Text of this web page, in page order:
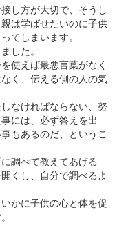
し方が大切で、そうし
は学ばせたいのに子供
てしまいます。
した。
使えば最悪言葉がなく
く、伝える側の人の気
なければならない、努
には、必ず答えを出
もあるのだ、というこ
調べて教えてあげる
くし、自分で調べるよ
かに子供の心と体を促